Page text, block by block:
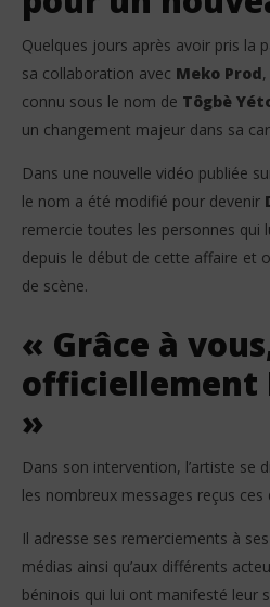
NOW
Tôgbè Yéton devient
l’artiste tourne une nouvelle
30
2026
Quelques jours après avoir pris la
sa collaboration avec Meko Prod
connu sous le nom de Tôgbè
un changement majeur dans sa
Dans une nouvelle vidéo publiée
le nom a été modifié pour devenir
remercie toutes les personnes qui
depuis le début de cette affaire et
de scène.
« Grâce à
officiellement
»
Dans son intervention, l’artiste
les nombreux messages reçus ces
Il adresse ses remerciements à
médias ainsi qu’aux différents
béninois qui lui ont manifesté leur